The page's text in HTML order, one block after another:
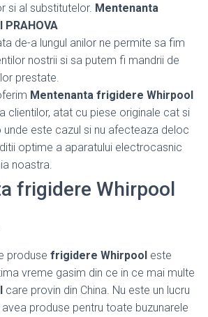
si al substitutelor. Mentenanta
de-a lungul anilor ne permite sa fim
nostrii si sa putem fi mandrii de
prestate.
Mentenanta frigidere Whirpool
clientilor, atat cu piese originale cat si
este cazul si nu afecteaza deloc
optime a aparatului electrocasnic
noastra.
frigidere Whirpool
produse frigidere Whirpool este
vreme gasim din ce in ce mai multe
care provin din China. Nu este un lucru
produse pentru toate buzunarele